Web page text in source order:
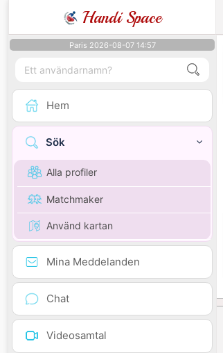
Handi Space
Paris 2026-08-07 14:57
Hem
Sök
Alla profiler
Matchmaker
Använd kartan
Mina Meddelanden
Chat
Videosamtal